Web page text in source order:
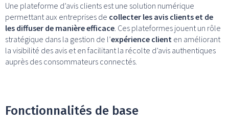
Une plateforme d’avis clients est une solution numérique
permettant aux entreprises de collecter les avis clients et de
les diffuser de manière efficace. Ces plateformes jouent un rôle
stratégique dans la gestion de l’expérience client en améliorant
la visibilité des avis et en facilitant la récolte d’avis authentiques
auprès des consommateurs connectés.
Fonctionnalités de base